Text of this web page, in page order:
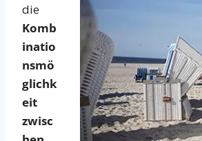
die
Komb
inatio
nsmö
glichk
eit
zwisc